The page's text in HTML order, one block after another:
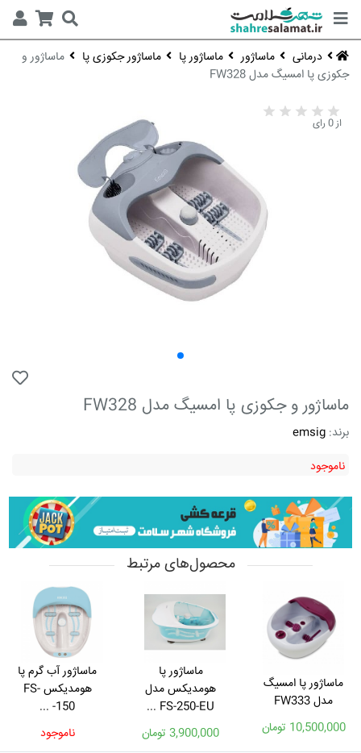
درمانی ماساژور ماساژور پا ماساژور جکوزی پا
ماساژور و
جکوزی پا امسیگ مدل FW328
از 0 رای
ماساژور و جکوزی پا امسیگ مدل FW328
برند: emsig
ناموجود
محصول‌های مرتبط
ماساژور پا امسیگ
مدل FW333
10,500,000 تومان
ماساژور پا
هومدیکس مدل
FS-250-EU ...
3,900,000 تومان
ماساژور آب گرم پا
هومدیکس FS-
150- ...
ناموجود